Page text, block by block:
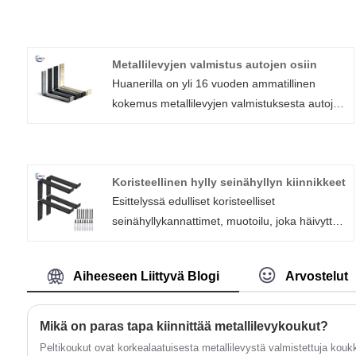
Metallilevyjen valmistus autojen osiin
Huanerilla on yli 16 vuoden ammatillinen
kokemus metallilevyjen valmistuksesta autojen
saranat ja pyöränkannattimet.
Koristeellinen hylly seinähyllyn kiinnikkeet
Esittelyssä edulliset koristeelliset
seinähyllykannattimet, muotoilu, joka häivyttää
kiinnikkeistä puuttuu huuli, ja ne sulautuvat
Asennettaessa niistä tulee melkein
näkymättömiä, mikä luo illuusion kelluvista
Aiheeseen Liittyvä Blogi Arvostelut
Mikä on paras tapa kiinnittää metallilevykoukut?
Peltikoukut ovat korkealaatuisesta metallilevystä valmistettuja